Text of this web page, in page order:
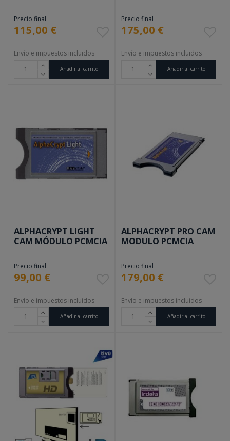
Precio final
115,00 €
Envío e impuestos incluidos
Añadir al carrito
Precio final
175,00 €
Envío e impuestos incluidos
Añadir al carrito
ALPHACRYPT LIGHT
CAM MÓDULO PCMCIA
Precio final
99,00 €
Envío e impuestos incluidos
Añadir al carrito
ALPHACRYPT PRO CAM
MODULO PCMCIA
Precio final
179,00 €
Envío e impuestos incluidos
Añadir al carrito